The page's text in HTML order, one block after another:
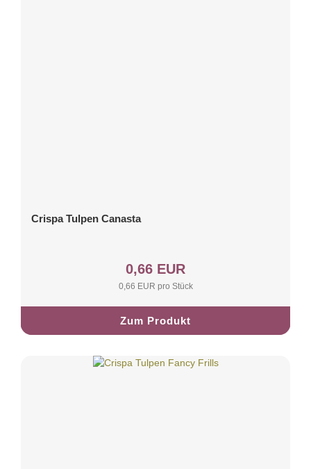
Crispa Tulpen Canasta
0,66 EUR
0,66 EUR pro Stück
Zum Produkt